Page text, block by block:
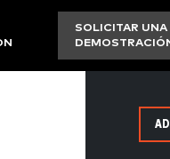
SOLICITAR UNA